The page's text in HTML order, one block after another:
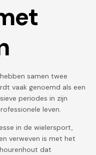
samen twee
vaak genoemd als een
periodes in zijn
leven.
in de wielersport,
verweven is met het
dat